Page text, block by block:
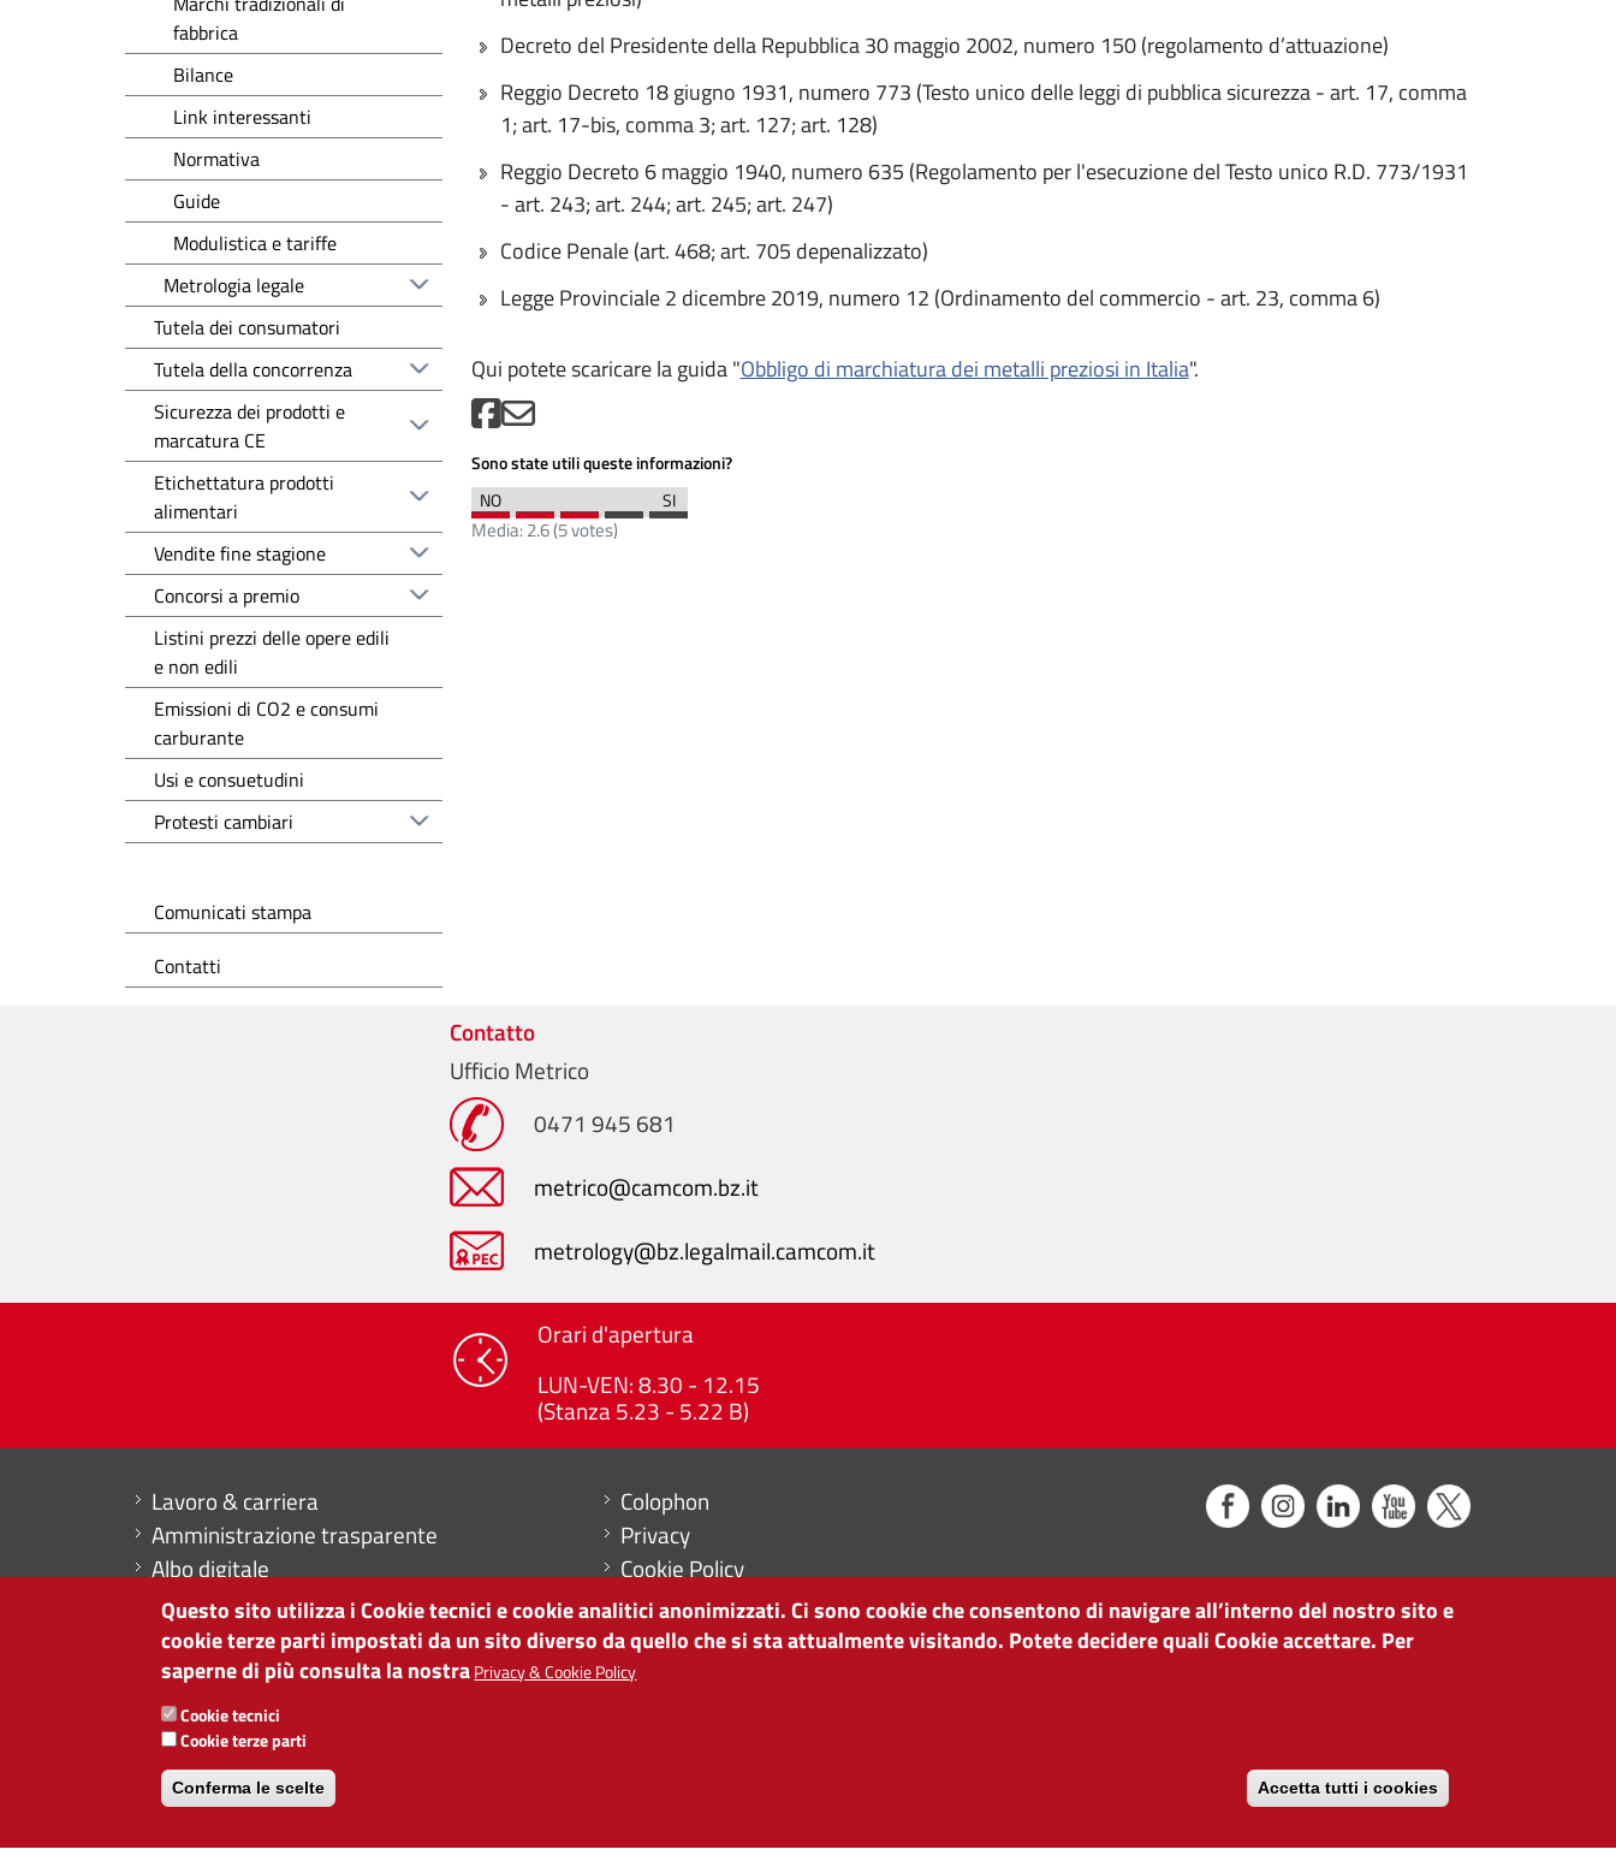
Decreto del Presidente della Repubblica 30 maggio 2002, numero 150 (regolamento d’attuazione)
Reggio Decreto 18 giugno 1931, numero 773 (Testo unico delle leggi di pubblica sicurezza - art. 17, comma
1; art. 17-bis, comma 3; art. 127; art. 128)
Reggio Decreto 6 maggio 1940, numero 635 (Regolamento per l'esecuzione del Testo unico R.D. 773/1931
- art. 243; art. 244; art. 245; art. 247)
Codice Penale (art. 468; art. 705 depenalizzato)
Legge Provinciale 2 dicembre 2019, numero 12 (Ordinamento del commercio - art. 23, comma 6)
Qui potete scaricare la guida "Obbligo di marchiatura dei metalli preziosi in Italia".
Sono state utili queste informazioni?
Media:2.6(5votes)
fabbrica
Bilance
Link interessanti
Normativa
Guide
Modulistica e tariffe
Metrologia legale
Tutela dei consumatori
Tutela della concorrenza
Sicurezza dei prodotti e
marcatura CE
Etichettatura prodotti
alimentari
Vendite fine stagione
Concorsi a premio
Listini prezzi delle opere edili
e non edili
Emissioni di CO2 e consumi
carburante
Usi e consuetudini
Protesti cambiari
Comunicati stampa
Contatti
Contatto
Ufficio Metrico
0471 945 681
metrico@camcom.bz.it
metrology@bz.legalmail.camcom.it
Orari d'apertura
LUN-VEN: 8.30 - 12.15
(Stanza 5.23 - 5.22 B)
Mini menu di servizio
Lavoro & carriera
Amministrazione trasparente
Albo digitale
Dichiarazione di accessibilità
Contabilità
Menu footer
Colophon
Privacy
Cookie Policy
Mappa del sito
Impostazioni cookie
CAMERA DI COMMERCIO DI BOLZANO
via Alto Adige 60 | I-39100 Bolzano
tel. 0471 945 511 |
Partita IVA: 00376420212
Questo sito utilizza i Cookie tecnici e cookie analitici anonimizzati. Ci sono cookie che consentono di navigare all’interno del nostro sito e
cookie terze parti impostati da un sito diverso da quello che si sta attualmente visitando. Potete decidere quali Cookie accettare. Per
saperne di più consulta la nostraPrivacy & Cookie Policy
Cookie tecnici
Cookie terze parti
Conferma le scelte Accetta tutti i cookies